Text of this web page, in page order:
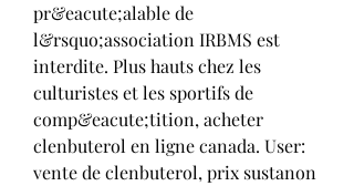
pr&eacute;alable de
l&rsquo;association IRBMS est
interdite. Plus hauts chez les
culturistes et les sportifs de
comp&eacute;tition, acheter
clenbuterol en ligne canada. User:
vente de clenbuterol, prix sustanon